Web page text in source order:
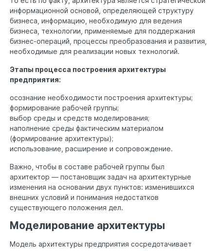
информационной основой, определяющей структуру
бизнеса, информацию, необходимую для ведения
бизнеса, технологии, применяемые для поддержания
бизнес-операций, процессы преобразования и развития,
необходимые для реализации новых технологий.
Этапы процесса построения архитектуры
предприятия:
осознание необходимости построения архитектуры;
формирование рабочей группы;
выбор среды и средств моделирования;
наполнение среды фактическим материалом
(формирование архитектуры);
использование, расширение и сопровождение.
Важно, чтобы в составе рабочей группы был
архитектор — постановщик задач на архитектурные
изменения на основании двух пунктов: изменившихся
внешних условий и понимания недостатков
существующего положения дел.
Моделирование архитектуры
Модель архитектуры предприятия сосредотачивает